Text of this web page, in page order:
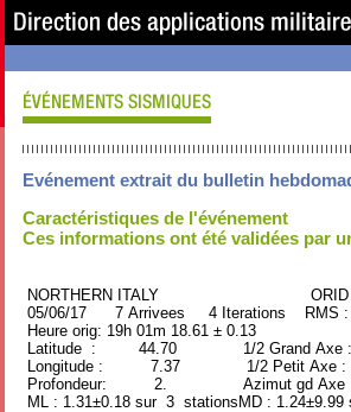
Evénement extrait du bulletin
Caractéristiques de l'événement
Ces informations ont été validées par
NORTHERN ITALY ORID :
05/06/17 7 Arrivees 4 Iterations RMS
Heure orig: 19h 01m 18.61 ± 0.13
Latitude : 44.70 1/2 Grand Axe
Longitude : 7.37 1/2 Petit Axe :
Profondeur: 2. Azimut gd Axe :
ML : 1.31±0.18 sur 3 stationsMD :